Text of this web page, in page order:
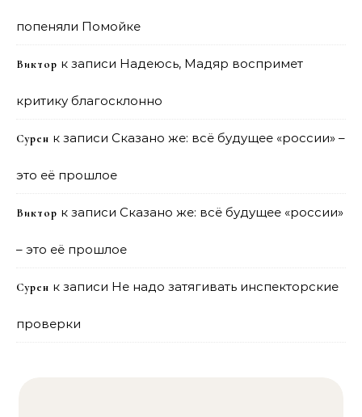
попеняли Помойке
Виктор к записи Надеюсь, Мадяр воспримет
критику благосклонно
Сурен к записи Сказано же: всё будущее «россии» –
это её прошлое
Виктор к записи Сказано же: всё будущее «россии»
– это её прошлое
Сурен к записи Не надо затягивать инспекторские
проверки